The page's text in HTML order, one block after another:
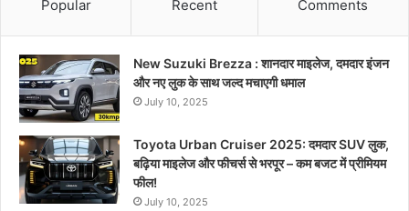
Popular Recent Comments
New Suzuki Brezza : शानदार माइलेज, दमदार इंजन
और नए लुक के साथ जल्द मचाएगी धमाल
July 10, 2025
Toyota Urban Cruiser 2025: दमदार SUV लुक,
बढ़िया माइलेज और फीचर्स से भरपूर – कम बजट में प्रीमियम
फील!
July 10, 2025